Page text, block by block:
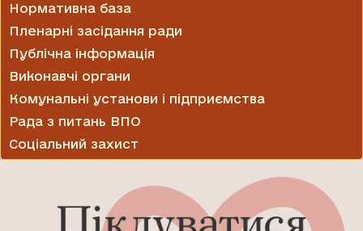
Нормативна база
Пленарні засідання ради
Публічна інформація
Виконавчі органи
Комунальні установи і підприємства
Рада з питань ВПО
Соціальний захист